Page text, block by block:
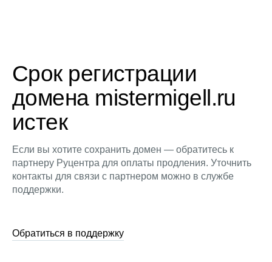
Срок регистрации
домена mistermigell.ru
истек
Если вы хотите сохранить домен — обратитесь к
партнеру Руцентра для оплаты продления. Уточнить
контакты для связи с партнером можно в службе
поддержки.
Обратиться в поддержку